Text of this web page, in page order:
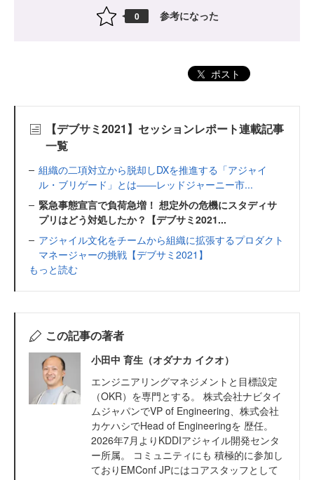
0 参考になった
ポスト
【デブサミ2021】セッションレポート連載記事
一覧
組織の二項対立から脱却しDXを推進する「アジャイ
ル・ブリゲード」とは――レッドジャーニー市...
緊急事態宣言で負荷急増！ 想定外の危機にスタディサ
プリはどう対処したか？【デブサミ2021...
アジャイル文化をチームから組織に拡張するプロダクト
マネージャーの挑戦【デブサミ2021】
もっと読む
この記事の著者
小田中 育生（オダナカ イクオ）
エンジニアリングマネジメントと目標設定
（OKR）を専門とする。 株式会社ナビタイ
ムジャパンでVP of Engineering、株式会社
カケハシでHead of Engineeringを 歴任。
2026年7月よりKDDIアジャイル開発センタ
ー所属。 コミュニティにも 積極的に参加し
ておりEMConf JPにはコアスタッフとして